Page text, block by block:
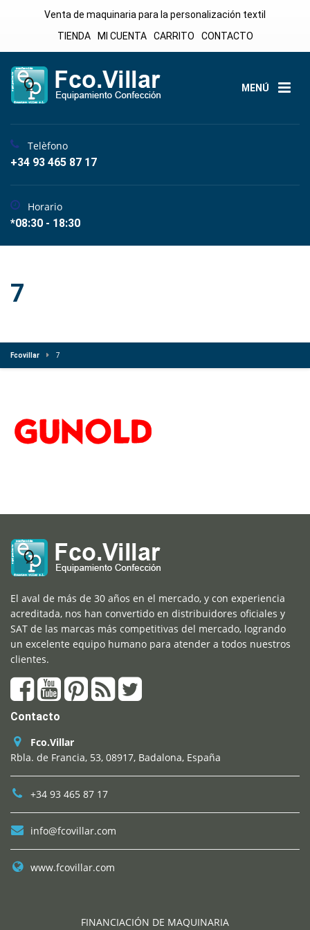
Venta de maquinaria para la personalización textil
TIENDA
MI CUENTA CARRITO CONTACTO
MENÚ
Telèfono
+34 93 465 87 17
Horario
*08:30 - 18:30
7
Fcovillar 7
El aval de más de 30 años en el mercado, y con experiencia
acreditada, nos han convertido en distribuidores oficiales y
SAT de las marcas más competitivas del mercado, logrando
un excelente equipo humano para atender a todos nuestros
clientes.
Contacto
Fco.Villar
Rbla. de Francia, 53, 08917, Badalona, España
+34 93 465 87 17
info@fcovillar.com
www.fcovillar.com
FINANCIACIÓN DE MAQUINARIA